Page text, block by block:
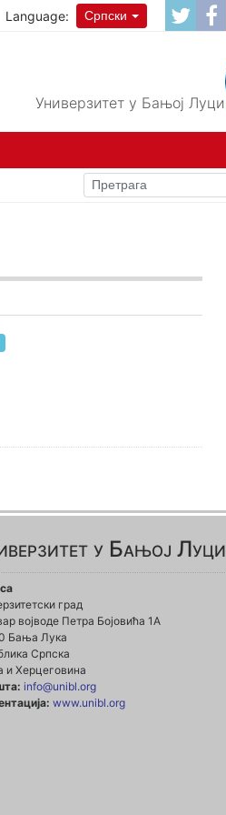
Language: Српски
Универзитет у Бањој Луци
у Бањој Луци
град
војводе Петра Бојовића 1А
Бања Лука
Српска
и Херцеговина
info@unibl.org
www.unibl.org